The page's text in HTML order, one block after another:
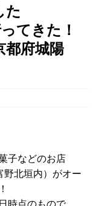
た
てきた！
都府城陽
子などのお店
野北垣内）がオー